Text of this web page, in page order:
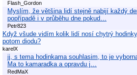
Flash_Gordon
Myslím, že většina lidí stejně nabijí každý
popřípadě i v průběhu dne pokud…
Petr823
Když všude vidím kolik lidí nosí chytrý
potom diodu?
karelX
jj, s tema hodinkama souhlasim, to je
Ma to kamaradka a opravdu j…
RedMaX